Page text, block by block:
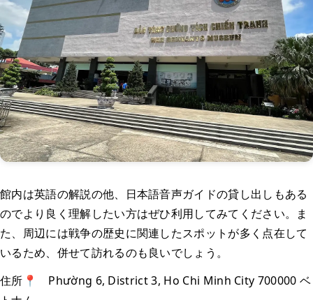
館内は英語の解説の他、日本語音声ガイドの貸し出しもある
のでより良く理解したい方はぜひ利用してみてください。ま
た、周辺には戦争の歴史に関連したスポットが多く点在して
いるため、併せて訪れるのも良いでしょう。
住所📍 Phường 6, District 3, Ho Chi Minh City 700000 ベ